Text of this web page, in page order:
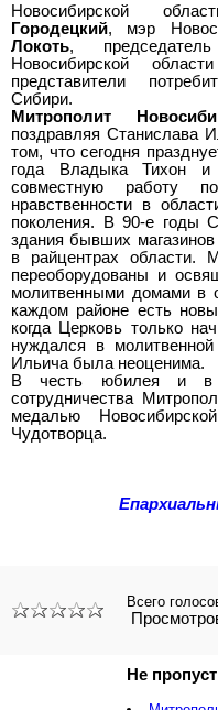
Новосибирской
Городецкий, мэр
Локоть, председатель
Новосибирской
представители
Сибири.
Митрополит
поздравляя Станислава
том, что сегодня
года Владыка Тихон
совместную работу
нравственности в
поколения. В 90-е годы
здания бывших
в райцентрах области.
переоборудованы и
молитвенными домами в
каждом районе есть
когда Церковь только
нуждался в
Ильича была неоценима.
В честь юбилея и в
сотрудничества
медалью
Чудотворца.
Всего
Не